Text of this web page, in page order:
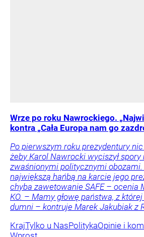
Wrze po roku Nawrockiego.
kontra „Cała Europa nam go
Po pierwszym roku prezydentury
żeby Karol Nawrocki wyciszył
zwaśnionymi politycznymi
największą hańbą na karcie jego
chyba zawetowanie SAFE – ocenia
KO. – Mamy głowę państwa, z
dumni – kontruje Marek Jakubiak z
KrajTylko u NasPolitykaOpinie i